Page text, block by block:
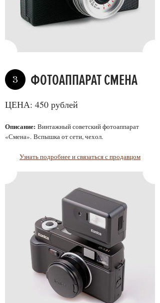
3 ФОТОАППАРАТ СМЕНА
ЦЕНА: 450 рублей
Описание: Винтажный советский фотоаппарат
«Смена». Вспышка от сети, чехол.
Узнать подробнее и связаться с продавцом